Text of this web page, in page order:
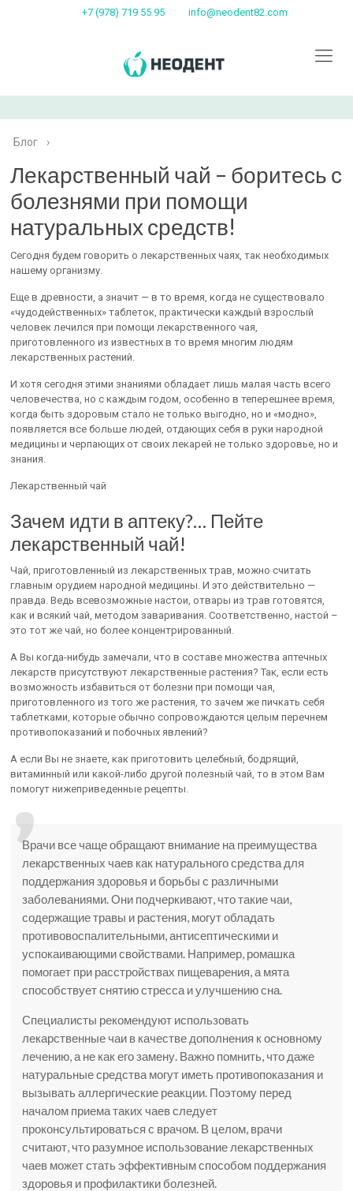
+7 (978) 719 55 95 info@neodent82.com
Блог ›
Лекарственный чай – боритесь с
болезнями при помощи
натуральных средств!
Сегодня будем говорить о лекарственных чаях, так необходимых
нашему организму.
Еще в древности, а значит — в то время, когда не существовало
«чудодейственных» таблеток, практически каждый взрослый
человек лечился при помощи лекарственного чая,
приготовленного из известных в то время многим людям
лекарственных растений.
И хотя сегодня этими знаниями обладает лишь малая часть всего
человечества, но с каждым годом, особенно в теперешнее время,
когда быть здоровым стало не только выгодно, но и «модно»,
появляется все больше людей, отдающих себя в руки народной
медицины и черпающих от своих лекарей не только здоровье, но и
знания.
Лекарственный чай
Зачем идти в аптеку?… Пейте
лекарственный чай!
Чай, приготовленный из лекарственных трав, можно считать
главным орудием народной медицины. И это действительно —
правда. Ведь всевозможные настои, отвары из трав готовятся,
как и всякий чай, методом заваривания. Соответственно, настой –
это тот же чай, но более концентрированный.
А Вы когда-нибудь замечали, что в составе множества аптечных
лекарств присутствуют лекарственные растения? Так, если есть
возможность избавиться от болезни при помощи чая,
приготовленного из того же растения, то зачем же пичкать себя
таблетками, которые обычно сопровождаются целым перечнем
противопоказаний и побочных явлений?
А если Вы не знаете, как приготовить целебный, бодрящий,
витаминный или какой-либо другой полезный чай, то в этом Вам
помогут нижеприведенные рецепты.
Врачи все чаще обращают внимание на преимущества
лекарственных чаев как натурального средства для
поддержания здоровья и борьбы с различными
заболеваниями. Они подчеркивают, что такие чаи,
содержащие травы и растения, могут обладать
противовоспалительными, антисептическими и
успокаивающими свойствами. Например, ромашка
помогает при расстройствах пищеварения, а мята
способствует снятию стресса и улучшению сна.
Специалисты рекомендуют использовать
лекарственные чаи в качестве дополнения к основному
лечению, а не как его замену. Важно помнить, что даже
натуральные средства могут иметь противопоказания и
вызывать аллергические реакции. Поэтому перед
началом приема таких чаев следует
проконсультироваться с врачом. В целом, врачи
считают, что разумное использование лекарственных
чаев может стать эффективным способом поддержания
здоровья и профилактики болезней.